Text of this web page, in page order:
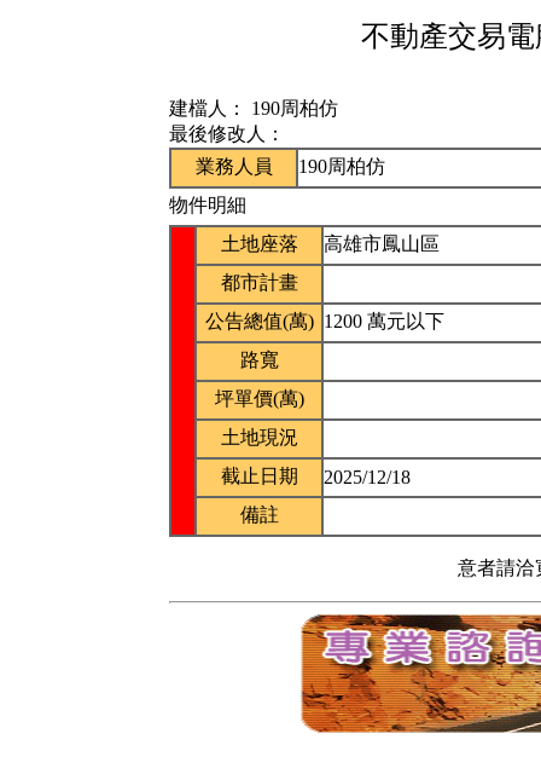
不動產交易
建檔人： 190周柏仿
最後修改人：
業務人員
190周柏仿
物件明細
土地座落
高雄市鳳山區
都市計畫
公告總值(萬) 1200 萬元以下
路寬
坪單價(萬)
土地現況
截止日期
2025/12/18
備註
意者請洽